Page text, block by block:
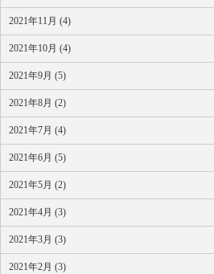
2021年11月 (4)
2021年10月 (4)
2021年9月 (5)
2021年8月 (2)
2021年7月 (4)
2021年6月 (5)
2021年5月 (2)
2021年4月 (3)
2021年3月 (3)
2021年2月 (3)